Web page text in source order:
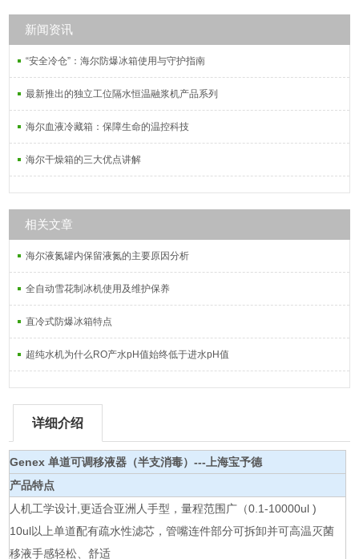
新闻资讯
“安全冷仓”：海尔防爆冰箱使用与守护指南
最新推出的独立工位隔水恒温融浆机产品系列
海尔血液冷藏箱：保障生命的温控科技
海尔干燥箱的三大优点讲解
相关文章
海尔液氮罐内保留液氮的主要原因分析
全自动雪花制冰机使用及维护保养
直冷式防爆冰箱特点
超纯水机为什么RO产水pH值始终低于进水pH值
详细介绍
Genex 单道可调移液器（半支消毒）---上海宝予德
产品特点
人机工学设计,更适合亚洲人手型，量程范围广（0.1-10000ul )
10ul以上单道配有疏水性滤芯，管嘴连件部分可拆卸并可高温灭菌
移液手感轻松、舒适